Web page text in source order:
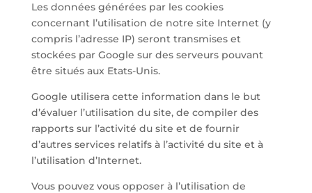
Les données générées par les cookies
concernant l’utilisation de notre site Internet (y
compris l’adresse IP) seront transmises et
stockées par Google sur des serveurs pouvant
être situés aux Etats-Unis.
Google utilisera cette information dans le but
d’évaluer l’utilisation du site, de compiler des
rapports sur l’activité du site et de fournir
d’autres services relatifs à l’activité du site et à
l’utilisation d’Internet.
Vous pouvez vous opposer à l’utilisation de